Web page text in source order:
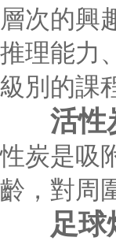
層次的興
推理能力
級別的課
活性
性炭是吸
齡，對周
足球